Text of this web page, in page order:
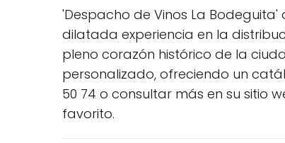
'Despacho de Vinos La
dilatada experiencia en la
pleno corazón histórico de la
personalizado, ofreciendo un
50 74 o consultar más en su
favorito.